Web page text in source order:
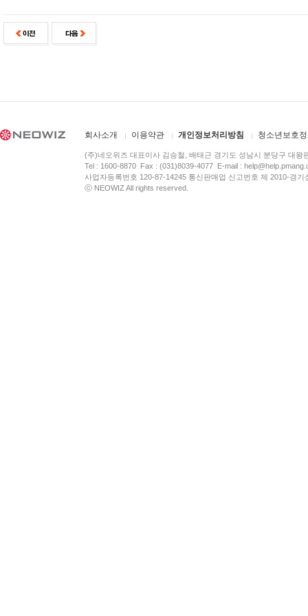
회사소개 이용약관 개인정보처리방침 청소년보호
(주)네오위즈 대표이사 김승철, 배태근 경기도 성남시 분당구 대왕
Tel : 1600-8870 Fax : (031)8039-4077 E-mail :
사업자등록번호 120-87-14245 통신판매업 신고번호 제 2010-경
ⓒ NEOWIZ All rights reserved.